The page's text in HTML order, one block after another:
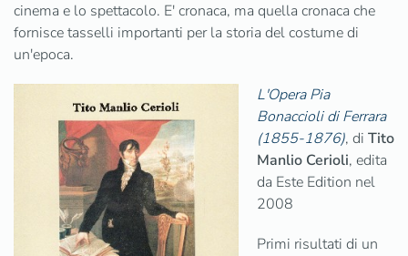
cinema e lo spettacolo. E' cronaca, ma quella cronaca che
fornisce tasselli importanti per la storia del costume di
un'epoca.
L'Opera Pia
Bonaccioli di Ferrara
(1855-1876), di Tito
Manlio Cerioli, edita
da Este Edition nel
2008
Primi risultati di un